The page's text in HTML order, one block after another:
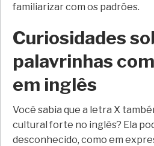
familiarizar com os padrões.
Curiosidades
palavrinhas
em inglês
Você sabia que a letra X
cultural forte no inglês? Ela
desconhecido, como em